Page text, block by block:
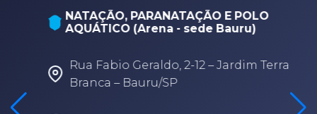
NATAÇÃO, PARANATAÇÃO E POLO
AQUÁTICO (Arena - sede Bauru)
Rua Fabio Geraldo, 2-12 – Jardim Terra
Branca – Bauru/SP